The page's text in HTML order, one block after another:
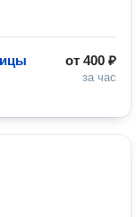
от 400 ₽
за час